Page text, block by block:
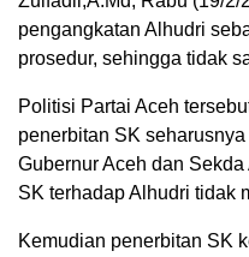
pengangkatan Alhudri
prosedur, sehingga tidak
Politisi Partai Aceh
penerbitan SK
Gubernur Aceh dan
SK terhadap Alhudri tidak
Kemudian penerbitan SK